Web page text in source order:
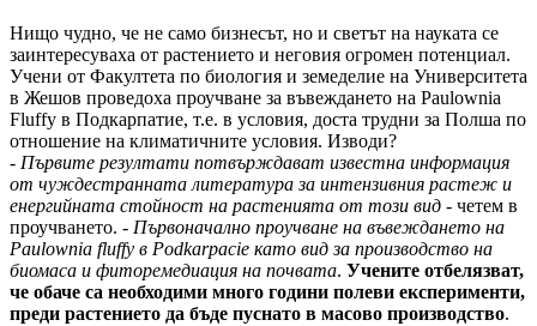
Нищо чудно, че не само бизнесът, но и светът на науката се
заинтересуваха от растението и неговия огромен потенциал.
Учени от Факултета по биология и земеделие на Университета
в Жешов проведоха проучване за въвеждането на Paulownia
Fluffy в Подкарпатие, т.е. в условия, доста трудни за Полша по
отношение на климатичните условия. Изводи?
- Първите резултати потвърждават известна информация
от чуждестранната литература за интензивния растеж и
енергийната стойност на растенията от този вид - четем в
проучването. - Първоначално проучване на въвеждането на
Paulownia fluffy в Podkarpacie като вид за производство на
биомаса и фиторемедиация на почвата. Учените отбелязват,
че обаче са необходими много години полеви експерименти,
преди растението да бъде пуснато в масово производство.